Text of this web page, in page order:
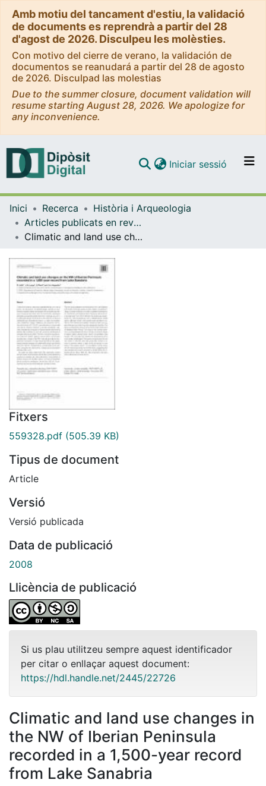
Amb motiu del tancament d'estiu, la validació
de documents es reprendrà a partir del 28
d'agost de 2026. Disculpeu les molèsties.
Con motivo del cierre de verano, la validación de
documentos se reanudará a partir del 28 de agosto
de 2026. Disculpad las molestias
Due to the summer closure, document validation will
resume starting August 28, 2026. We apologize for
any inconvenience.
Navega per tot el DD
Com publicar
Iniciar sessió (current)
Inici Recerca
Història i Arqueologia
Articles publicats en revistes (Història i Arqueologia)
Climatic and land use changes in the NW of Iberian Peninsula recorded in a 1,500-year record from Lake Sanabria
Fitxers
559328.pdf (505.39 KB)
Tipus de document
Article
Versió
Versió publicada
Data de publicació
2008
Llicència de publicació
Si us plau utilitzeu sempre aquest identificador
per citar o enllaçar aquest document:
https://hdl.handle.net/2445/22726
Climatic and land use changes in
the NW of Iberian Peninsula
recorded in a 1,500-year record
from Lake Sanabria